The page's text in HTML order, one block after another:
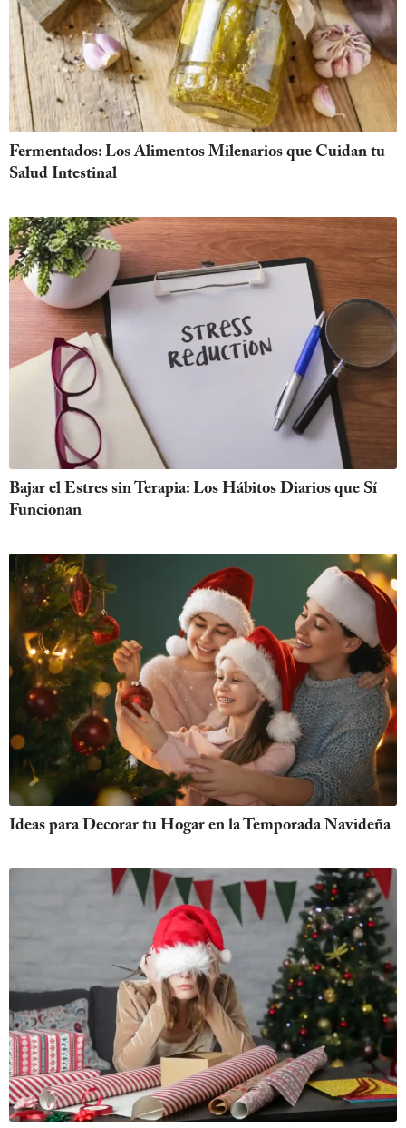
Fermentados: Los Alimentos Milenarios que Cuidan tu
Salud Intestinal
Bajar el Estres sin Terapia: Los Hábitos Diarios que Sí
Funcionan
Ideas para Decorar tu Hogar en la Temporada Navideña